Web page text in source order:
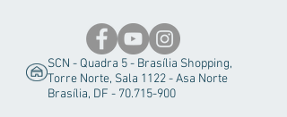
SCN - Quadra 5 - Brasília Shopping,
Torre Norte, Sala 1122 - Asa Norte
Brasília, DF - 70.715-900